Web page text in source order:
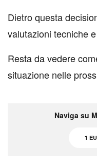
Dietro questa
valutazioni tecniche
Resta da vedere
situazione nelle
Naviga su
1